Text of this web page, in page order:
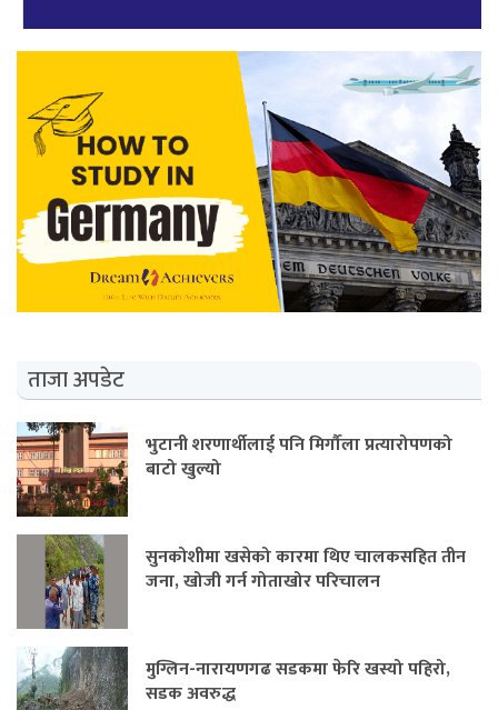
ताजा अपडेट
भुटानी शरणार्थीलाई पनि मिर्गौला प्रत्यारोपणको
बाटो खुल्यो
सुनकोशीमा खसेको कारमा थिए चालकसहित तीन
जना, खोजी गर्न गोताखोर परिचालन
मुग्लिन-नारायणगढ सडकमा फेरि खस्यो पहिरो,
सडक अवरुद्ध